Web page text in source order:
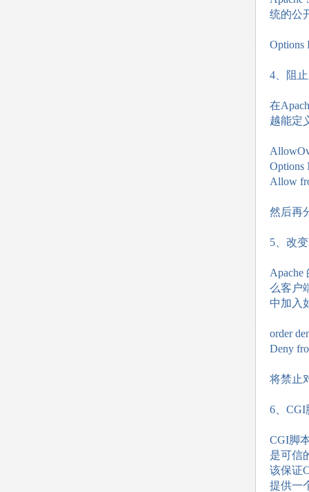
统的公
Options
4、阻
在
越能定
Options
Allow
然后再
5、改
么客户
中加入
order
Deny
将禁止
6、CGI
CGI脚
是可信
该保证
提供一